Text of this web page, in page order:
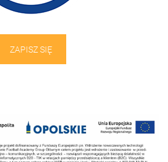
ZAPISZ SIĘ